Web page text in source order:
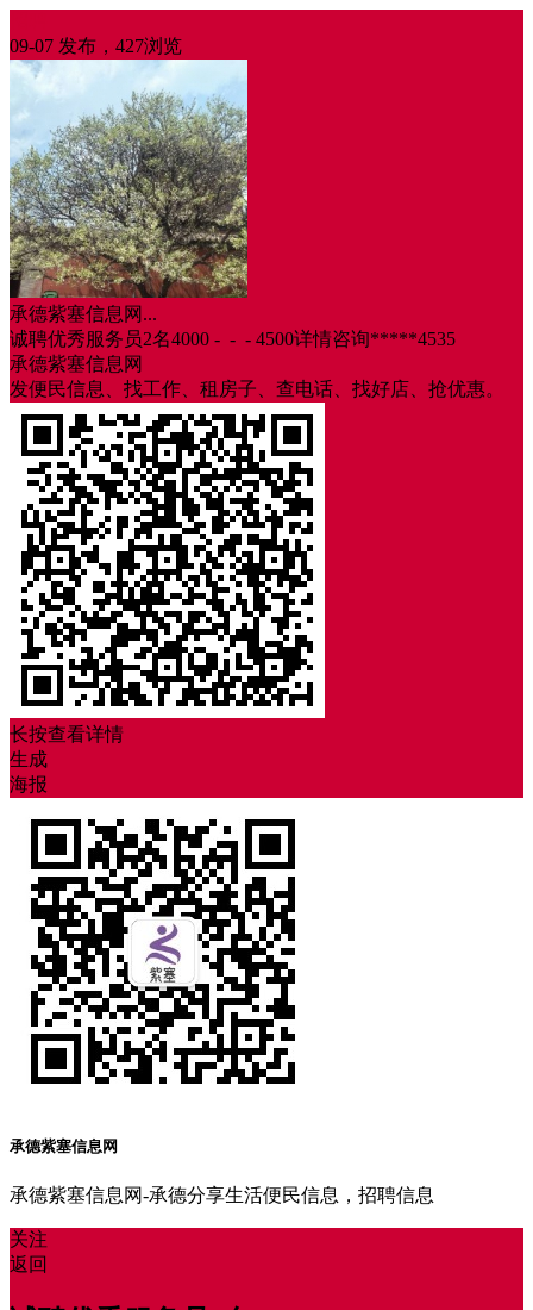
09-07 发布，427浏览
承德紫塞信息网...
诚聘优秀服务员2名4000 - - - 4500详情咨询*****4535
承德紫塞信息网
发便民信息、找工作、租房子、查电话、找好店、抢优惠。
长按查看详情
生成
海报
承德紫塞信息网
承德紫塞信息网-承德分享生活便民信息，招聘信息
关注
返回